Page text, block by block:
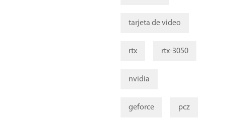
tarjeta de video
rtx rtx-3050
nvidia
geforce pcz